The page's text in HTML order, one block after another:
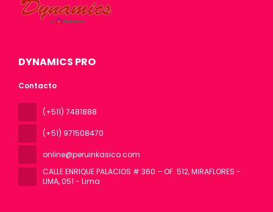
DYNAMICS PRO
Contacto
(+511) 7481888
(+51) 971508470
online@peruinkasico.com
CALLE ENRIQUE PALACIOS # 360 – OF. 512, MIRAFLORES -
LIMA, 051 - Lima